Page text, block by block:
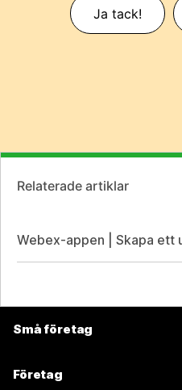
Ja tack!
Relaterade artiklar
Webex-appen | Skapa ett
Små företag
Företag